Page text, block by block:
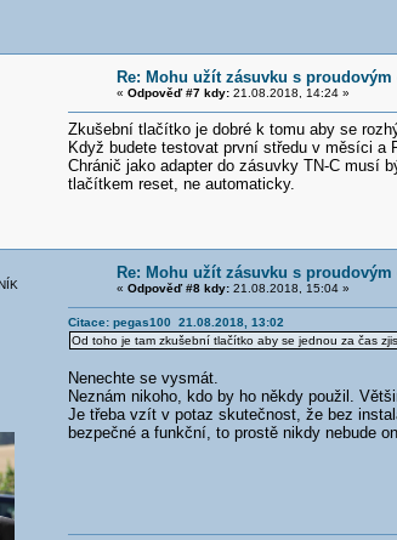
Re: Mohu užít zásuvku s
« Odpověď #7 kdy:21.08.2018, 14:24 »
Zkušební tlačítko je dobré k tomu aby se
Když budete testovat první středu v měsíci a
Chránič jako adapter do zásuvky TN-C musí
tlačítkem reset, ne automaticky.
Re: Mohu užít zásuvku s
« Odpověď #8 kdy:21.08.2018, 15:04 »
Citace: pegas100 21.08.2018, 13:02
Od toho je tam zkušební tlačítko aby se jednou za čas
Nenechte se vysmát.
Neznám nikoho, kdo by ho někdy použil.
Je třeba vzít v potaz skutečnost, že bez
bezpečné a funkční, to prostě nikdy nebude